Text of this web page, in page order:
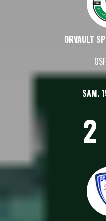
ORVAULT
SAM.
2